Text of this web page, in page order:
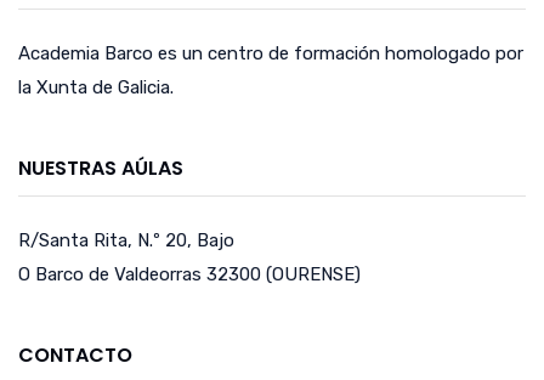
Academia Barco es un centro de formación homologado por
la Xunta de Galicia.
NUESTRAS AÚLAS
R/Santa Rita, N.º 20, Bajo
O Barco de Valdeorras 32300 (OURENSE)
CONTACTO